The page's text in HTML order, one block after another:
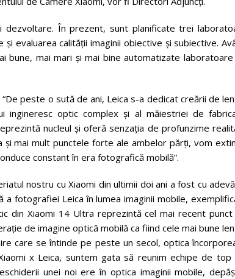
În prezent, sunt planificate trei
evaluarea calității imaginii obiective și subiective.
mai mari și mai bine automatizate
peste o sută de ani, Leica s-a dedicat creării de
ingineresc optic complex și al măiestriei de
nucleul și oferă senzația de profunzime
mai mult punctele forte ale ambelor părți, vom
constant în era fotografică mobilă”.
nostru cu Xiaomi din ultimii doi ani a fost cu
fotografiei Leica în lumea imaginii mobile,
din Xiaomi 14 Ultra reprezintă cel mai recent
de imagine optică mobilă ca fiind cele mai bune
care se întinde pe peste un secol, optica
x Leica, suntem gata să reunim echipe de top
unei noi ere în optica imaginii mobile,